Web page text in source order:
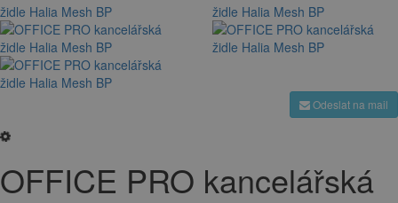
Odeslat na mail
OFFICE PRO kancelářská